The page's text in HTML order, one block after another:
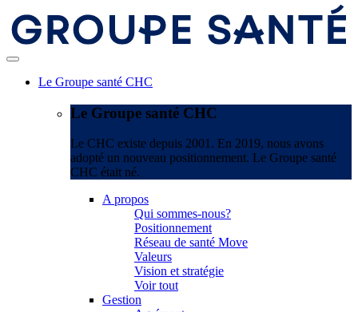
Le Groupe santé CHC
Le Groupe santé CHC
Le CHC existe depuis 2001. En 2019, nous avons
adopté un nouveau positionnement. Le Groupe santé
CHC était né.
A propos
Qui sommes-nous?
Positionnement
Réseau de santé Move
Valeurs
Vision et stratégie
Voir tout
Gestion